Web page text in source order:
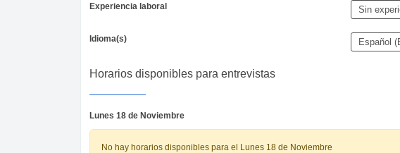
Experiencia laboral Sin
Idioma(s) Español
Horarios disponibles para entrevistas
Lunes 18 de Noviembre
No hay horarios disponibles para el Lunes 18 de Noviembre